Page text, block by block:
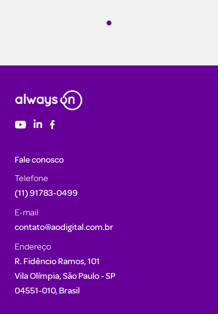
Fale conosco
Telefone
(11) 91783-0499
E-mail
contato@aodigital.com.br
Endereço
R. Fidêncio Ramos, 101
Vila Olímpia, São Paulo - SP
04551-010, Brasil